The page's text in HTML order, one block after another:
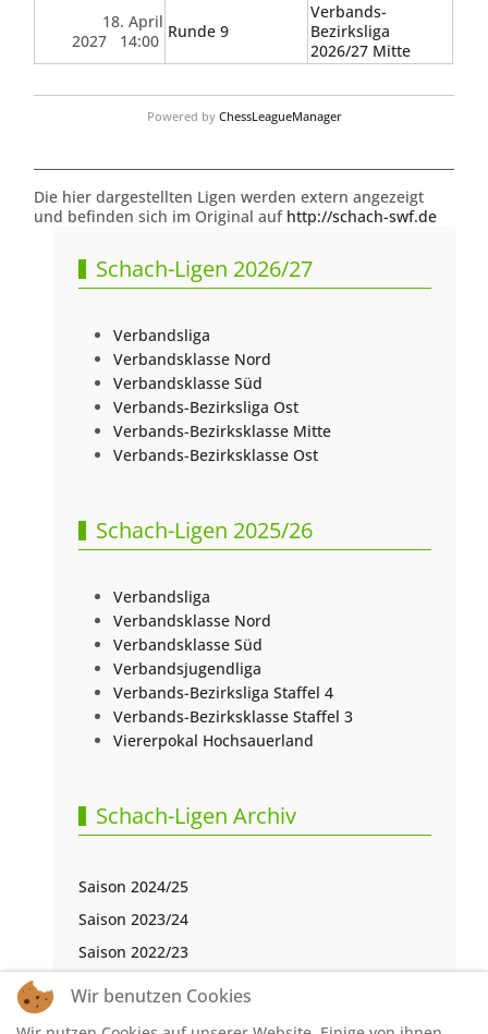
18. April
2027 14:00 Runde 9
Verbands-
Bezirksliga
2026/27 Mitte
Powered by ChessLeagueManager
Die hier dargestellten Ligen werden extern angezeigt
und befinden sich im Original auf http://schach-swf.de
Schach-Ligen 2026/27
Verbandsliga
Verbandsklasse Nord
Verbandsklasse Süd
Verbands-Bezirksliga Ost
Verbands-Bezirksklasse Mitte
Verbands-Bezirksklasse Ost
Schach-Ligen 2025/26
Verbandsliga
Verbandsklasse Nord
Verbandsklasse Süd
Verbandsjugendliga
Verbands-Bezirksliga Staffel 4
Verbands-Bezirksklasse Staffel 3
Viererpokal Hochsauerland
Schach-Ligen Archiv
Saison 2024/25
Saison 2023/24
Saison 2022/23
Saison 2021/22
Wir benutzen Cookies